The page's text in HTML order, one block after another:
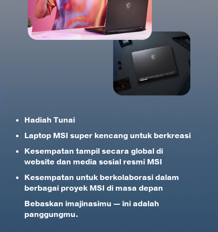
Hadiah Tunai
Laptop MSI super kencang untuk berkreasi
Kesempatan tampil secara global di
website dan media sosial resmi MSI
Kesempatan untuk berkolaborasi dalam
berbagai proyek MSI di masa depan
Bebaskan imajinasimu — ini adalah
panggungmu.